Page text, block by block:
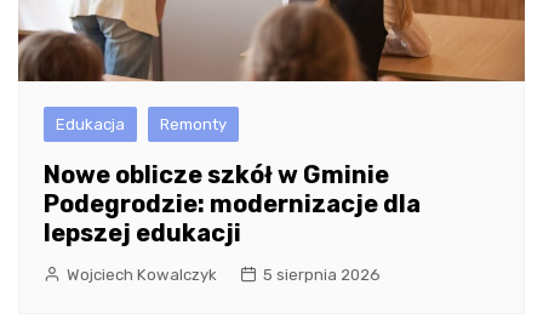
Edukacja Remonty
Nowe oblicze szkół w Gminie
Podegrodzie: modernizacje dla
lepszej edukacji
Wojciech Kowalczyk 5 sierpnia 2026